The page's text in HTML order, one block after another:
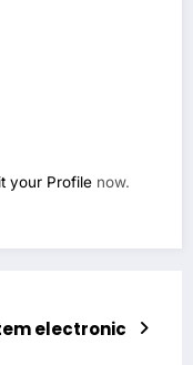
your Profile now.
electronic